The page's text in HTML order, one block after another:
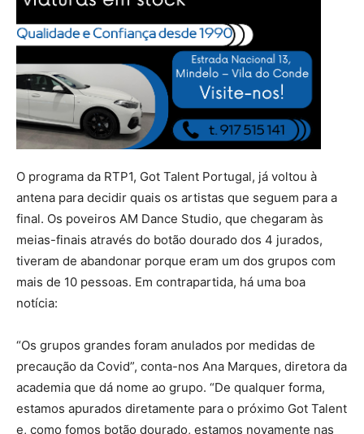
O programa da RTP1, Got Talent Portugal, já voltou à
antena para decidir quais os artistas que seguem para a
final. Os poveiros AM Dance Studio, que chegaram às
meias-finais através do botão dourado dos 4 jurados,
tiveram de abandonar porque eram um dos grupos com
mais de 10 pessoas. Em contrapartida, há uma boa
notícia:
“Os grupos grandes foram anulados por medidas de
precaução da Covid”, conta-nos Ana Marques, diretora da
academia que dá nome ao grupo. “De qualquer forma,
estamos apurados diretamente para o próximo Got Talent
e, como fomos botão dourado, estamos novamente nas